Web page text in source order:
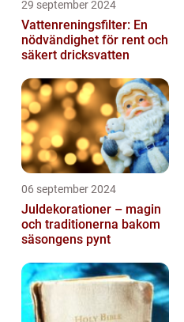
29 september 2024
Vattenreningsfilter: En
nödvändighet för rent och
säkert dricksvatten
06 september 2024
Juldekorationer – magin
och traditionerna bakom
säsongens pynt